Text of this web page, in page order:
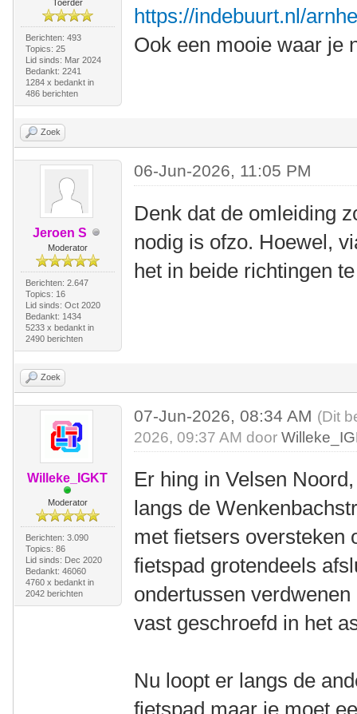
Toerder
Berichten: 493
Topics: 25
Lid sinds: Mar 2024
Bedankt: 2241
1284 x bedankt in
486 berichten
https://indebuurt.nl/
Ook een mooie waar je
Zoek
Jeroen S
Moderator
Berichten: 2.647
Topics: 16
Lid sinds: Oct 2020
Bedankt: 1434
5233 x bedankt in
2490 berichten
06-Jun-2026, 11:05 PM
Denk dat de omleiding
nodig is ofzo. Hoewel,
het in beide richtingen
Zoek
Willeke_IGKT
Moderator
Berichten: 3.090
Topics: 86
Lid sinds: Dec 2020
Bedankt: 46060
4760 x bedankt in
2042 berichten
07-Jun-2026, 08:34 AM (Dit
2026, 09:37 AM door
Er hing in Velsen
langs de
met fietsers oversteken
fietspad grotendeels
ondertussen
vast geschroefd in het
Nu loopt er langs de
fietspad maar je moet